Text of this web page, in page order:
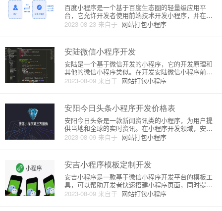
2023-08-23 来自于 网站打包小程序
百度小程序是一个基于百度生态圈的轻量级应用平
台，它允许开发者使用前端技术开发小程序，并在百
度搜索、百度 App、百度指数等多个入口进行展示和
运行。百度小程序支持个人开发者，这意味着任何人
者还是企业开发者。作为个
安陆微信小程序开发
2023-08-09 来自于 网站打包小程序
安陆是一个基于微信开发的小程序，它的开发原理和
其他的微信小程序类似。在开发安陆微信小程序前，
需要了解一些基本概念和技能。微信小程序是一种出
现在2017年的新型移动应用，它使用微信的一部分技
载或安装，只需要搜索进
安阳今日头条小程序开发价格表
2023-08-09 来自于 网站打包小程序
安阳今日头条是一款新闻资讯类的小程序，为用户提
供当地和全球的实时资讯。在小程序开发领域，安阳
今日头条小程序的开发是一项非常热门的需求。那
么，开发安阳今日头条小程序的成本是多少呢？本文
先，安阳今日头条小程序的开发需
安吉小程序模板定制开发
2023-08-09 来自于 网站打包小程序
安吉小程序是一款基于微信小程序开发平台的模板工
具，可以帮助开发者快速搭建小程序页面，同时提供
一些常用的组件和接口，方便开发者进行功能扩展。
安吉小程序模板定制开发是指根据客户的需求，对安